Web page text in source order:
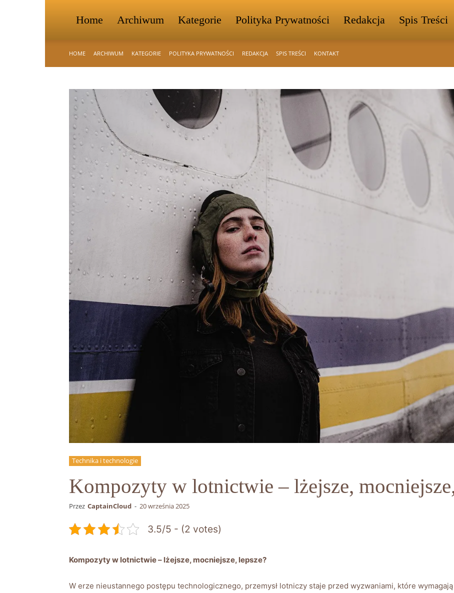
Home Archiwum Kategorie Polityka Prywatności Redakcja Spis Treści
HOME ARCHIWUM KATEGORIE POLITYKA PRYWATNOŚCI REDAKCJA SPIS TREŚCI KONTAKT
Technika i technologie
Kompozyty w lotnictwie – lżejsze,
Przez CaptainCloud - 20 września 2025
3.5/5 - (2 votes)
Kompozyty w lotnictwie – lżejsze, mocniejsze, lepsze?
W erze nieustannego postępu technologicznego, przemysł lotniczy staje przed wyzwaniami, które